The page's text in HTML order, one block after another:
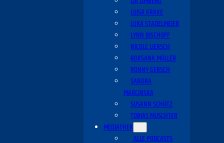
LUISA KRAKE
LUKA STADELMEIER
LYNN BISCHOFF
NICOLE LIERSCH
ROKSANA MÜLLER
RONNY GERSCH
SANDRA
MARCINSKA
SUSANN SCHÜTZ
TOBIAS MUSCHTER
MEDIATHEK
ALLE PODCASTS